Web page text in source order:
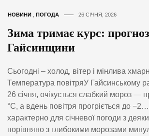
НОВИНИ ПОГОДА 26 СІЧНЯ, 2026
Зима тримає курс:
Гайсинщини
Сьогодні – холод, вітер і мінлива
Температура повітряУ Гайсинському
26 січня, очікується слабкий мороз —
°C, а вдень повітря прогріється до
характерно для січневої погоди з
порівняно з глибокими морозами